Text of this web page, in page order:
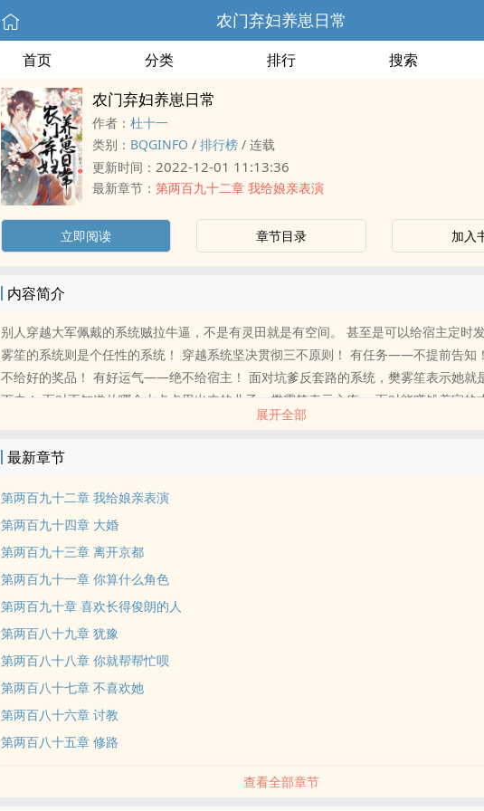
农门弃妇养崽日常
首页 分类 排行 搜索
农门弃妇养崽日常
作者： 杜十一
类别： BQGINFO / 排行榜 / 连载
更新时间： 2022-12-01 11:13:36
最新章节： 第两百九十二章 我给娘亲表演
立即阅读 章节目录 加入
内容简介
别人穿越大军佩戴的系统贼拉牛逼，不是有灵田就是有空间。 甚至是可以给宿主定时
雾笙的系统则是个任性的系统！ 穿越系统坚决贯彻三不原则！ 有任务——不提前告
不给好的奖品！ 有好运气——绝不给宿主！ 面对坑爹反套路的系统，樊雾笙表示她就
下去！ 面对不知道从哪个山卡卡里出来的儿子，樊雾笙表示心疼。 面对能赚钱养家的
友推荐哦！
展开全部
最新章节
第两百九十二章 我给娘亲表演
第两百九十四章 大婚
第两百九十三章 离开京都
第两百九十一章 你算什么角色
第两百九十章 喜欢长得俊朗的人
第两百八十九章 犹豫
第两百八十八章 你就帮帮忙呗
第两百八十七章 不喜欢她
第两百八十六章 讨教
第两百八十五章 修路
查看全部章节